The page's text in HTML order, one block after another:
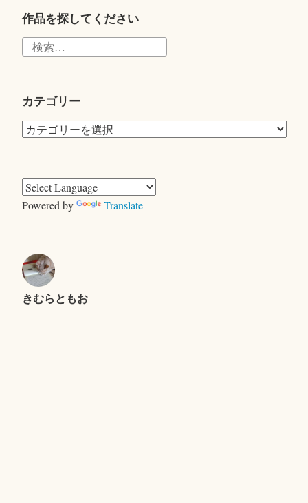
r
作品を探してください
カテゴリー
カ
リ
ー
Powered by Translate
きむらともお